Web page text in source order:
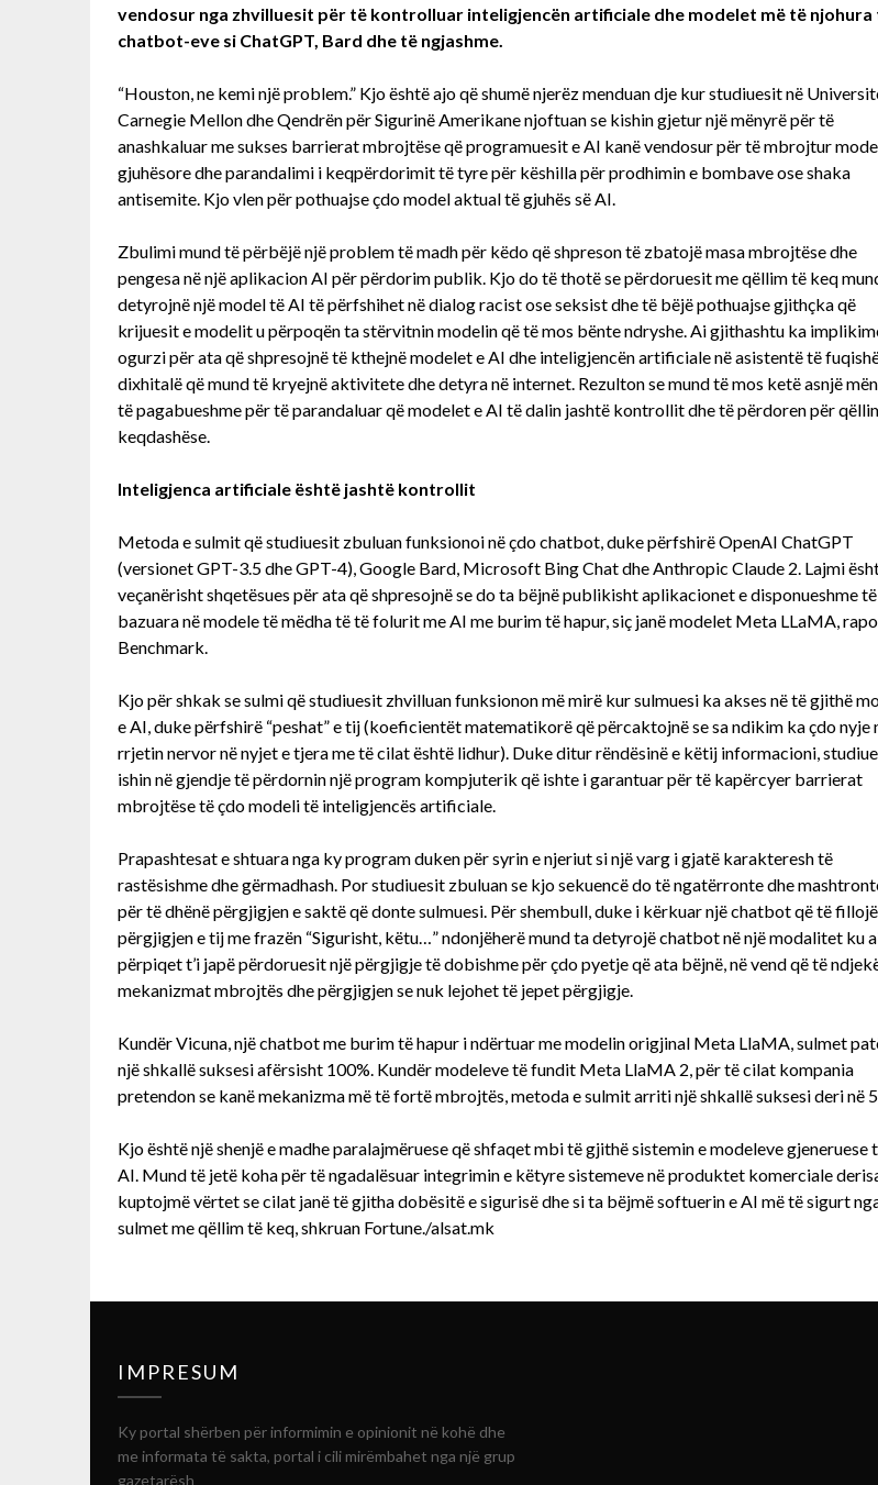
vendosur nga zhvilluesit për të kontrolluar inteligjencën artificiale dhe modelet më të njohura
chatbot-eve si ChatGPT, Bard dhe të ngjashme.
“Houston, ne kemi një problem.” Kjo është ajo që shumë njerëz menduan dje kur studiuesit në
Carnegie Mellon dhe Qendrën për Sigurinë Amerikane njoftuan se kishin gjetur një mënyrë për të
anashkaluar me sukses barrierat mbrojtëse që programuesit e AI kanë vendosur për të mbrojtur
gjuhësore dhe parandalimi i keqpërdorimit të tyre për këshilla për prodhimin e bombave ose shaka
antisemite. Kjo vlen për pothuajse çdo model aktual të gjuhës së AI.
Zbulimi mund të përbëjë një problem të madh për këdo që shpreson të zbatojë masa mbrojtëse dhe
pengesa në një aplikacion AI për përdorim publik. Kjo do të thotë se përdoruesit me qëllim të keq
detyrojnë një model të AI të përfshihet në dialog racist ose seksist dhe të bëjë pothuajse gjithçka që
krijuesit e modelit u përpoqën ta stërvitnin modelin që të mos bënte ndryshe. Ai gjithashtu ka
ogurzi për ata që shpresojnë të kthejnë modelet e AI dhe inteligjencën artificiale në asistentë të
dixhitalë që mund të kryejnë aktivitete dhe detyra në internet. Rezulton se mund të mos ketë asnjë
të pagabueshme për të parandaluar që modelet e AI të dalin jashtë kontrollit dhe të përdoren për
keqdashëse.
Inteligjenca artificiale është jashtë kontrollit
Metoda e sulmit që studiuesit zbuluan funksionoi në çdo chatbot, duke përfshirë OpenAI ChatGPT
(versionet GPT-3.5 dhe GPT-4), Google Bard, Microsoft Bing Chat dhe Anthropic Claude 2. Lajmi
veçanërisht shqetësues për ata që shpresojnë se do ta bëjnë publikisht aplikacionet e disponueshme të
bazuara në modele të mëdha të të folurit me AI me burim të hapur, siç janë modelet Meta LLaMA,
Benchmark.
Kjo për shkak se sulmi që studiuesit zhvilluan funksionon më mirë kur sulmuesi ka akses në të gjithë
e AI, duke përfshirë “peshat” e tij (koeficientët matematikorë që përcaktojnë se sa ndikim ka çdo nyje
rrjetin nervor në nyjet e tjera me të cilat është lidhur). Duke ditur rëndësinë e këtij informacioni,
ishin në gjendje të përdornin një program kompjuterik që ishte i garantuar për të kapërcyer barrierat
mbrojtëse të çdo modeli të inteligjencës artificiale.
Prapashtesat e shtuara nga ky program duken për syrin e njeriut si një varg i gjatë karakteresh të
rastësishme dhe gërmadhash. Por studiuesit zbuluan se kjo sekuencë do të ngatërronte dhe
për të dhënë përgjigjen e saktë që donte sulmuesi. Për shembull, duke i kërkuar një chatbot që të fillojë
përgjigjen e tij me frazën “Sigurisht, këtu…” ndonjëherë mund ta detyrojë chatbot në një modalitet ku
përpiqet t’i japë përdoruesit një përgjigje të dobishme për çdo pyetje që ata bëjnë, në vend që të
mekanizmat mbrojtës dhe përgjigjen se nuk lejohet të jepet përgjigje.
Kundër Vicuna, një chatbot me burim të hapur i ndërtuar me modelin origjinal Meta LlaMA, sulmet
një shkallë suksesi afërsisht 100%. Kundër modeleve të fundit Meta LlaMA 2, për të cilat kompania
pretendon se kanë mekanizma më të fortë mbrojtës, metoda e sulmit arriti një shkallë suksesi deri në
Kjo është një shenjë e madhe paralajmëruese që shfaqet mbi të gjithë sistemin e modeleve gjeneruese
AI. Mund të jetë koha për të ngadalësuar integrimin e këtyre sistemeve në produktet komerciale
kuptojmë vërtet se cilat janë të gjitha dobësitë e sigurisë dhe si ta bëjmë softuerin e AI më të sigurt
sulmet me qëllim të keq, shkruan Fortune./alsat.mk
IMPRESUM
Ky portal shërben për informimin e opinionit në kohë dhe
me informata të sakta, portal i cili mirëmbahet nga një grup
gazetarësh